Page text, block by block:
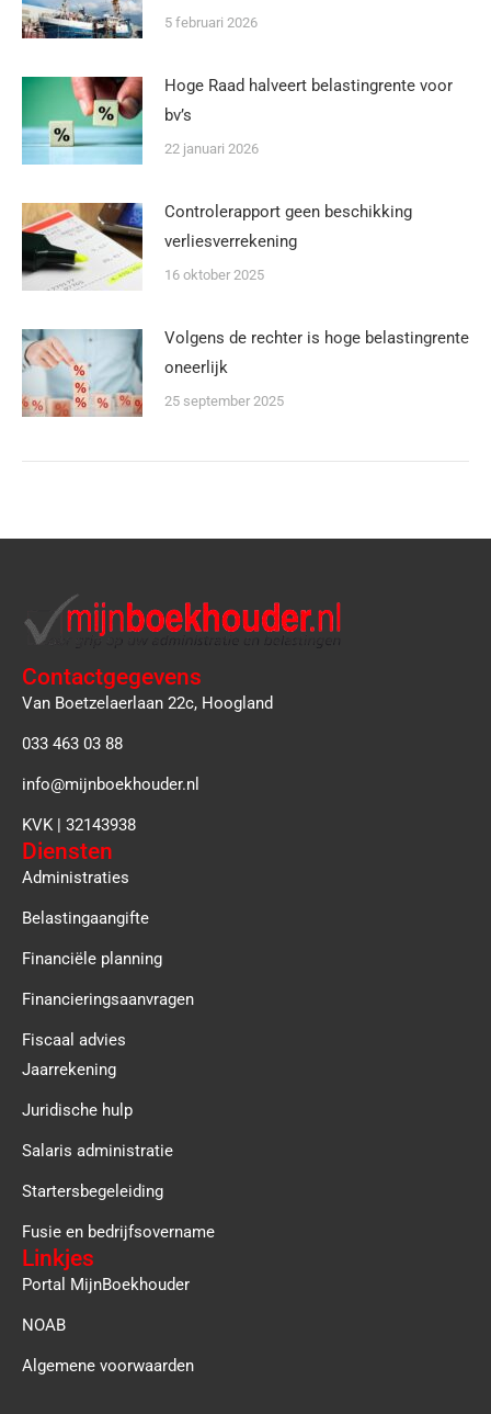
5 februari 2026
Hoge Raad halveert belastingrente voor
bv’s
22 januari 2026
Controlerapport geen beschikking
verliesverrekening
16 oktober 2025
Volgens de rechter is hoge belastingrente
oneerlijk
25 september 2025
Contactgegevens
Van Boetzelaerlaan 22c, Hoogland
033 463 03 88
info@mijnboekhouder.nl
KVK | 32143938
Diensten
Administraties
Belastingaangifte
Financiële planning
Financieringsaanvragen
Fiscaal advies
Jaarrekening
Juridische hulp
Salaris administratie
Startersbegeleiding
Fusie en bedrijfsovername
Linkjes
Portal MijnBoekhouder
NOAB
Algemene voorwaarden